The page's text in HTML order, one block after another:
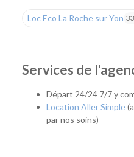
déplacement professionnel,
avec une solution adaptée.
près de vos achats ou de
temps appréciable.
Loc Eco La Roche sur Yon
Services de
Départ 24/24 7/7 y
Location Aller Simple
par nos soins)